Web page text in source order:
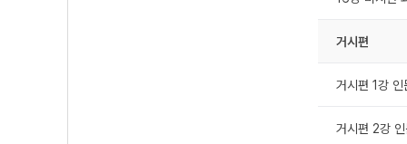
거시편
거시편 1강
거시편 2강